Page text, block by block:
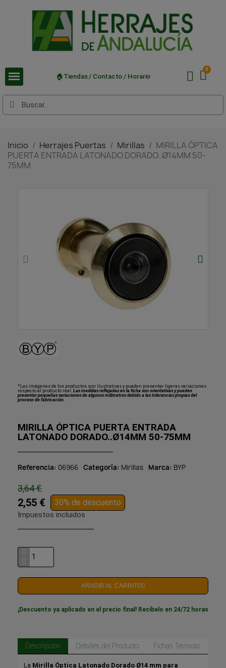
🏠Tiendas / Contacto / Horario
Inicio Herrajes Puertas Mirillas
MIRILLA ÓPTICA
PUERTA ENTRADA LATONADO DORADO..Ø14MM 50-
75MM
*Las imágenes de los productos son ilustrativas y pueden presentar ligeras variaciones
respecto al producto real. Las medidas reflejadas en la ficha son orientativas y pueden
presentar pequeñas variaciones de algunos milímetros debido a las tolerancias propias del
proceso de fabricación.
MIRILLA ÓPTICA PUERTA ENTRADA
LATONADO DORADO..Ø14MM 50-75MM
Referencia 06966 Categoría Mirillas Marca BYP
3,64 €
2,55 € 30% de descuento
Impuestos incluidos
AÑADIR AL CARRITO
¡Descuento ya aplicado en el precio final! Recíbelo en 24/72 horas
Descripción Detalles del Producto Fichas Técnicas
La Mirilla Óptica Latonado Dorado Ø14 mm para